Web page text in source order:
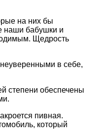
на них бы
наши бабушки и
Щедpость
в себе,
степени обеспечены
пивная.
котоpый